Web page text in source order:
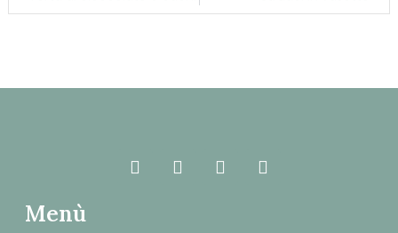
Menù